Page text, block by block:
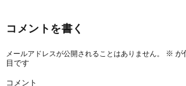
コメントを書く
メールアドレスが公開されることはありません。 ※ が
目です
コメント